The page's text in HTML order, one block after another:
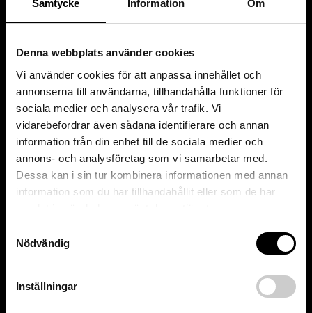
Samtycke Information Om
Denna webbplats använder cookies
Vi använder cookies för att anpassa innehållet och
annonserna till användarna, tillhandahålla funktioner för
sociala medier och analysera vår trafik. Vi
vidarebefordrar även sådana identifierare och annan
information från din enhet till de sociala medier och
annons- och analysföretag som vi samarbetar med.
Dessa kan i sin tur kombinera informationen med annan
information som du har tillhandahållit eller som de har
samlat in när du har använt deras tjänster.
Nödvändig
Inställningar
Förstoringsglas & luppar
Visa undersidor
Om oss
Delbetalning
På dansk
Kontakt